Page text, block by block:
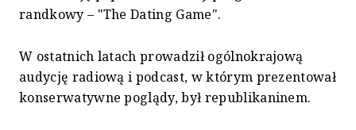
randkowy – "The Dating Game".
W ostatnich latach prowadził ogólnokrajową
audycję radiową i podcast, w którym prezentował
konserwatywne poglądy, był republikaninem.